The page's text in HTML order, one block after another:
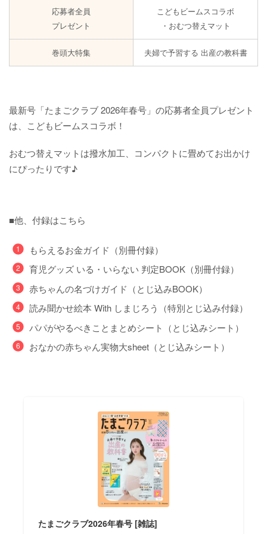
応募者全員
プレゼント
こどもビームスコラボ
・おむつ替えマット
巻頭大特集 夫婦で予習する 出産の教科書
最新号「たまごクラブ 2026年春号」の応募者全員プレゼント
は、こどもビームスコラボ！
おむつ替えマットは撥水加工、コンパクトに畳めてお出かけ
にぴったりです♪
■他、付録はこちら
もらえるお金ガイド（別冊付録）
育児グッズ いる・いらない 判定BOOK（別冊付録）
赤ちゃんの名づけガイド（とじ込みBOOK）
読み聞かせ絵本 With しまじろう（特別とじ込み付録）
パパがやるべきことまとめシート（とじ込みシート）
おなかの赤ちゃん実物大sheet（とじ込みシート）
たまごクラブ2026年春号 [雑誌]